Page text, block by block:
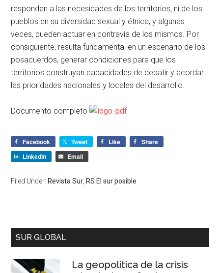
responden a las necesidades de los territorios, ni de los
pueblos en su diversidad sexual y étnica, y algunas
veces, pueden actuar en contravía de los mismos. Por
consiguiente, resulta fundamental en un escenario de los
posacuerdos, generar condiciones para que los
territorios construyan capacidades de debatir y acordar
las prioridades nacionales y locales del desarrollo.
Documento completo
Facebook Tweet Like
Share
LinkedIn
Email
Filed Under: Revista Sur RS El sur posible
SUR GLOBAL
La geopolítica de la crisis